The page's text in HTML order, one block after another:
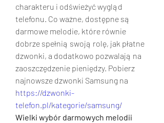
charakteru i odświeżyć wygląd
telefonu. Co ważne, dostępne są
darmowe melodie, które równie
dobrze spełnią swoją rolę, jak płatne
dzwonki, a dodatkowo pozwalają na
zaoszczędzenie pieniędzy. Pobierz
https://dzwonki-
telefon.pl/kategorie/samsung/
Wielki wybór darmowych melodii